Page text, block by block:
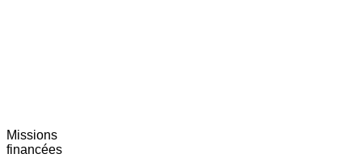
Missions
financées